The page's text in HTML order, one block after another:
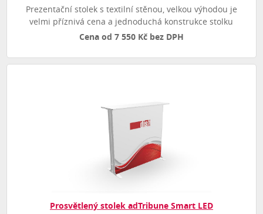
Prezentační stolek s textilní stěnou, velkou výhodou je
velmi příznivá cena a jednoduchá konstrukce stolku
Cena od 7 550 Kč bez DPH
Prosvětlený stolek adTribune Smart LED